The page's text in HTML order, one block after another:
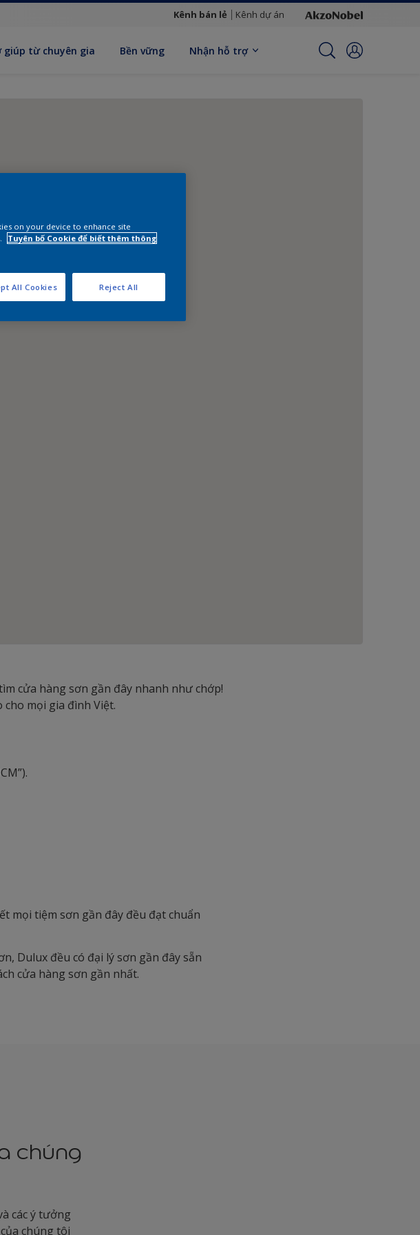
Kênh bán lẻ Kênh dự án
giúp từ chuyên gia Bền vững Nhận hỗ trợ
cửa hàng sơn gần đây nhanh như chớp!
mọi gia đình Việt.
mọi tiệm sơn gần đây đều đạt chuẩn
Dulux đều có đại lý sơn gần đây sẵn
cửa hàng sơn gần nhất.
chúng
các ý tưởng
chúng tôi
on your device to enhance site
Tuyên bố Cookie để biết thêm thông
Reject All
All Cookies